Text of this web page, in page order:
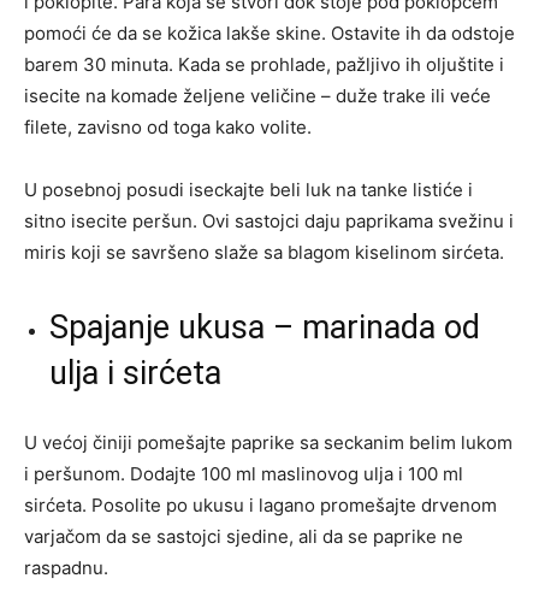
pomoći će da se kožica lakše skine. Ostavite ih da odstoje
barem 30 minuta. Kada se prohlade, pažljivo ih oljuštite i
isecite na komade željene veličine – duže trake ili veće
filete, zavisno od toga kako volite.
U posebnoj posudi iseckajte beli luk na tanke listiće i
sitno isecite peršun. Ovi sastojci daju paprikama svežinu i
miris koji se savršeno slaže sa blagom kiselinom sirćeta.
Spajanje ukusa – marinada od
ulja i sirćeta
U većoj činiji pomešajte paprike sa seckanim belim lukom
i peršunom. Dodajte 100 ml maslinovog ulja i 100 ml
sirćeta. Posolite po ukusu i lagano promešajte drvenom
varjačom da se sastojci sjedine, ali da se paprike ne
raspadnu.